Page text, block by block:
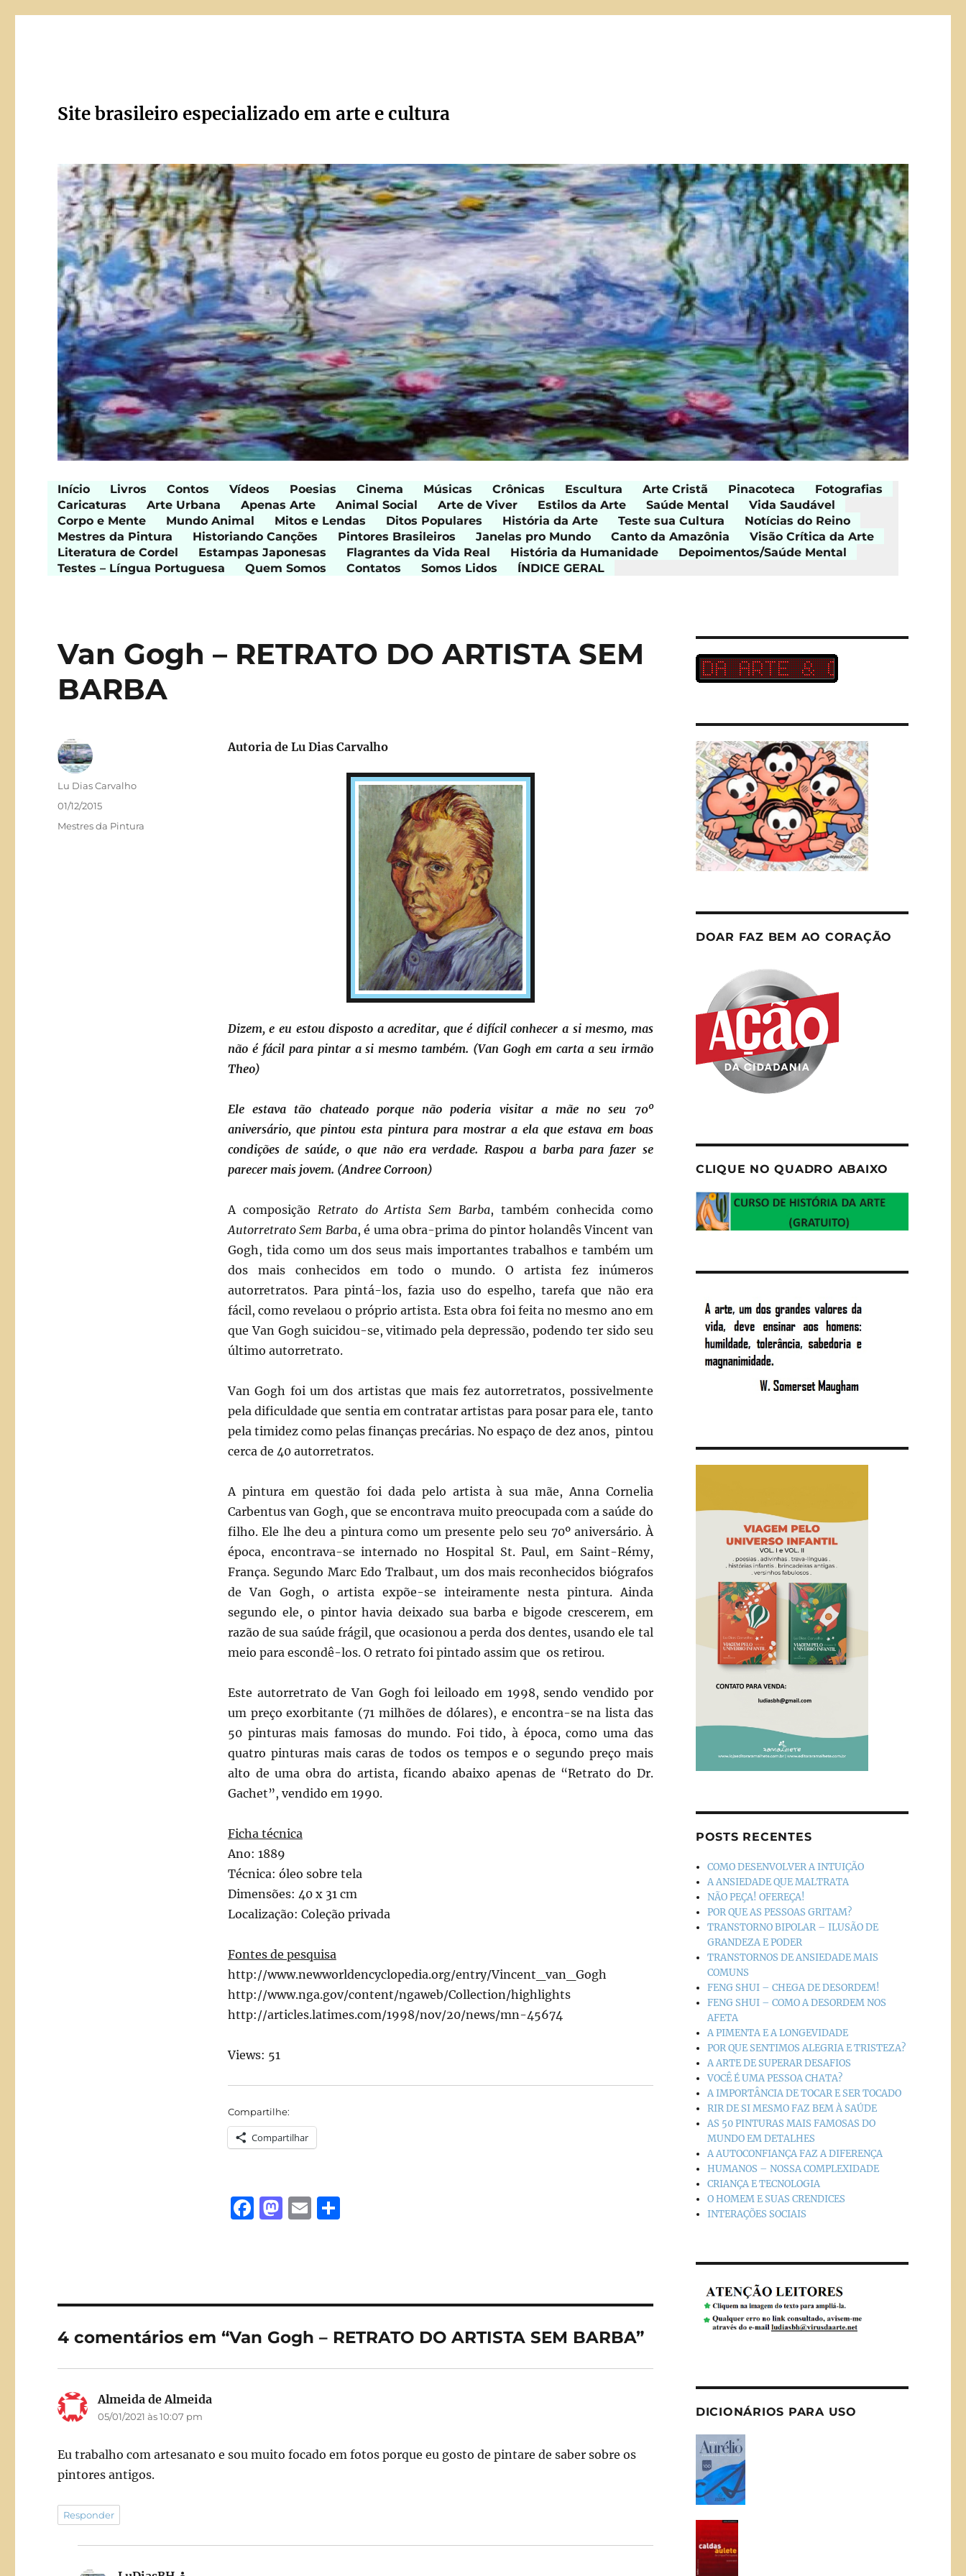
Site brasileiro especializado em arte e cultura
Início Livros Contos Vídeos Poesias Cinema Músicas Crônicas Escultura Arte Cristã Pinacoteca
Fotografias
Caricaturas
Arte Urbana Apenas Arte Animal Social Arte de Viver Estilos da Arte Saúde Mental
Vida Saudável
Corpo e Mente
Mundo Animal Mitos e Lendas Ditos Populares História da Arte Teste sua Cultura
Notícias do Reino
Mestres da Pintura
Historiando Canções Pintores Brasileiros Janelas pro Mundo Canto da Amazônia
Visão Crítica da Arte
Literatura de Cordel
Estampas Japonesas Flagrantes da Vida Real História da Humanidade
Depoimentos/Saúde Mental
Testes – Língua Portuguesa
Quem Somos Contatos Somos Lidos ÍNDICE GERAL
Van Gogh – RETRATO DO ARTISTA SEM
BARBA
Autoria de Lu Dias Carvalho
Dizem, e eu estou disposto a acreditar, que é difícil conhecer a si mesmo, mas
não é fácil para pintar a si mesmo também. (Van Gogh em carta a seu irmão
Theo)
Ele estava tão chateado porque não poderia visitar a mãe no seu 70º
aniversário, que pintou esta pintura para mostrar a ela que estava em boas
condições de saúde, o que não era verdade. Raspou a barba para fazer se
parecer mais jovem. (Andree Corroon)
A composição Retrato do Artista Sem Barba, também conhecida como
Autorretrato Sem Barba, é uma obra-prima do pintor holandês Vincent van
Gogh, tida como um dos seus mais importantes trabalhos e também um
dos mais conhecidos em todo o mundo. O artista fez inúmeros
autorretratos. Para pintá-los, fazia uso do espelho, tarefa que não era
fácil, como revelaou o próprio artista. Esta obra foi feita no mesmo ano em
que Van Gogh suicidou-se, vitimado pela depressão, podendo ter sido seu
último autorretrato.
Van Gogh foi um dos artistas que mais fez autorretratos, possivelmente
pela dificuldade que sentia em contratar artistas para posar para ele, tanto
pela timidez como pelas finanças precárias. No espaço de dez anos, pintou
cerca de 40 autorretratos.
A pintura em questão foi dada pelo artista à sua mãe, Anna Cornelia
Carbentus van Gogh, que se encontrava muito preocupada com a saúde do
filho. Ele lhe deu a pintura como um presente pelo seu 70º aniversário. À
época, encontrava-se internado no Hospital St. Paul, em Saint-Rémy,
França. Segundo Marc Edo Tralbaut, um dos mais reconhecidos biógrafos
de Van Gogh, o artista expõe-se inteiramente nesta pintura. Ainda
segundo ele, o pintor havia deixado sua barba e bigode crescerem, em
razão de sua saúde frágil, que ocasionou a perda dos dentes, usando ele tal
meio para escondê-los. O retrato foi pintado assim que os retirou.
Este autorretrato de Van Gogh foi leiloado em 1998, sendo vendido por
um preço exorbitante (71 milhões de dólares), e encontra-se na lista das
50 pinturas mais famosas do mundo. Foi tido, à época, como uma das
quatro pinturas mais caras de todos os tempos e o segundo preço mais
alto de uma obra do artista, ficando abaixo apenas de “Retrato do Dr.
Gachet”, vendido em 1990.
Ficha técnica
Ano: 1889
Técnica: óleo sobre tela
Dimensões: 40 x 31 cm
Localização: Coleção privada
Fontes de pesquisa
http://www.newworldencyclopedia.org/entry/Vincent_van_Gogh
http://www.nga.gov/content/ngaweb/Collection/highlights
http://articles.latimes.com/1998/nov/20/news/mn-45674
Views: 51
Compartilhe:
Compartilhar
F
b
o
k
M
d
n
E S
Autor
Lu Dias Carvalho
Publicado
em
01/12/2015
Categorias
Mestres da Pintura
4 comentários em “Van Gogh – RETRATO DO ARTISTA SEM BARBA”
Almeida de Almeida
05/01/2021 às 10:07 pm
Eu trabalho com artesanato e sou muito focado em fotos porque eu gosto de pintare de saber sobre os
pintores antigos.
Responder
DOAR FAZ BEM AO CORAÇÃO
CLIQUE NO QUADRO ABAIXO
POSTS RECENTES
COMO DESENVOLVER A INTUIÇÃO
A ANSIEDADE QUE MALTRATA
NÃO PEÇA! OFEREÇA!
POR QUE AS PESSOAS GRITAM?
TRANSTORNO BIPOLAR – ILUSÃO DE
GRANDEZA E PODER
TRANSTORNOS DE ANSIEDADE MAIS
COMUNS
FENG SHUI – CHEGA DE DESORDEM!
FENG SHUI – COMO A DESORDEM NOS
AFETA
A PIMENTA E A LONGEVIDADE
POR QUE SENTIMOS ALEGRIA E TRISTEZA?
A ARTE DE SUPERAR DESAFIOS
VOCÊ É UMA PESSOA CHATA?
A IMPORTÂNCIA DE TOCAR E SER TOCADO
RIR DE SI MESMO FAZ BEM À SAÚDE
AS 50 PINTURAS MAIS FAMOSAS DO
MUNDO EM DETALHES
A AUTOCONFIANÇA FAZ A DIFERENÇA
HUMANOS – NOSSA COMPLEXIDADE
CRIANÇA E TECNOLOGIA
O HOMEM E SUAS CRENDICES
INTERAÇÕES SOCIAIS
DICIONÁRIOS PARA USO